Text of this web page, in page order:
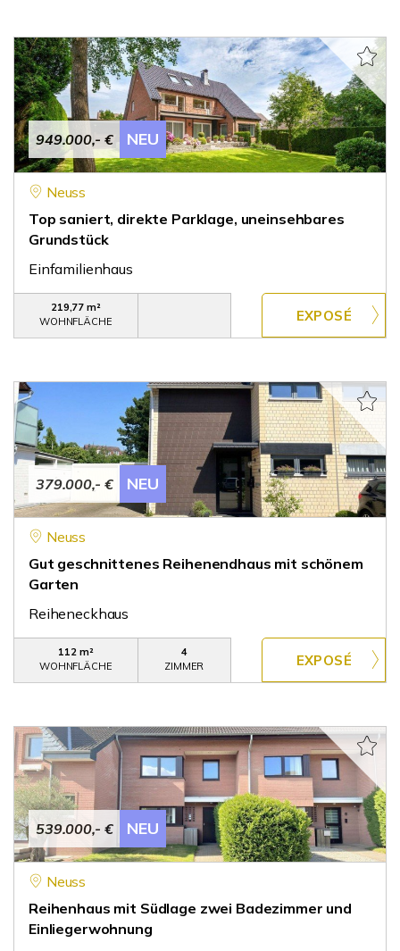
949.000,- € NEU
Neuss
Top saniert, direkte Parklage, uneinsehbares
Grundstück
Einfamilienhaus
219,77 m²
WOHNFLÄCHE
379.000,- € NEU
Neuss
Gut geschnittenes Reihenendhaus mit schönem
Garten
Reiheneckhaus
112 m²
WOHNFLÄCHE
4
ZIMMER
539.000,- € NEU
Neuss
Reihenhaus mit Südlage zwei Badezimmer und
Einliegerwohnung